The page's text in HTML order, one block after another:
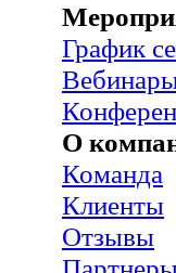
График
О
Команда
Клиенты
Отзывы